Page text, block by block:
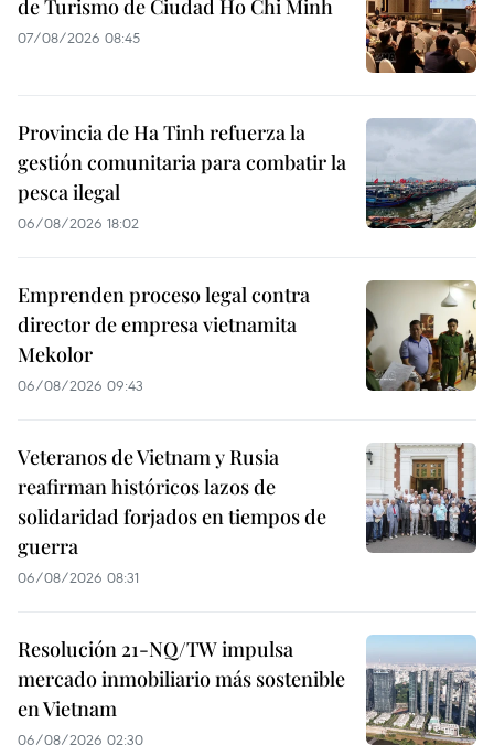
de Turismo de Ciudad Ho Chi Minh
07/08/2026 08:45
Provincia de Ha Tinh refuerza la
gestión comunitaria para combatir la
pesca ilegal
06/08/2026 18:02
Emprenden proceso legal contra
director de empresa vietnamita
Mekolor
06/08/2026 09:43
Veteranos de Vietnam y Rusia
reafirman históricos lazos de
solidaridad forjados en tiempos de
guerra
06/08/2026 08:31
Resolución 21-NQ/TW impulsa
mercado inmobiliario más sostenible
en Vietnam
06/08/2026 02:30